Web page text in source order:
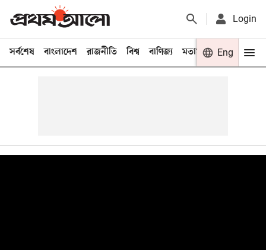
Login
সর্বশেষ বাংলাদেশ রাজনীতি বিশ্ব বাণিজ্য মতামত খেলা
Eng